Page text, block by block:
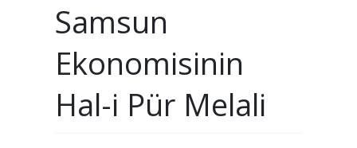
Samsun
Ekonomisinin
Hal-i Pür Melali